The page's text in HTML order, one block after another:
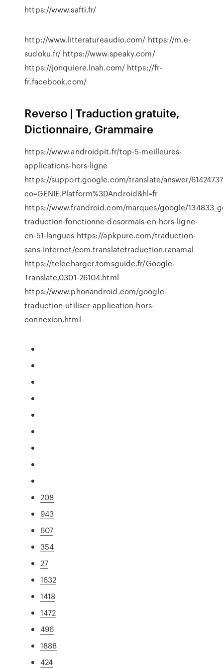
https://www.safti.fr/
http://www.litteratureaudio.com/ https://m.e-
sudoku.fr/ https://www.speaky.com/
https://jonquiere.lnah.com/ https://fr-
fr.facebook.com/
Reverso | Traduction gratuite,
Dictionnaire, Grammaire
https://www.androidpit.fr/top-5-meilleures-
applications-hors-ligne
https://support.google.com/translate/answer/
co=GENIE.Platform%3DAndroid&hl=fr
https://www.frandroid.com/marques/google/
traduction-fonctionne-desormais-en-hors-ligne-
en-51-langues https://apkpure.com/traduction-
sans-internet/com.translatetraduction.ranamal
https://telecharger.tomsguide.fr/Google-
Translate,0301-26104.html
https://www.phonandroid.com/google-
traduction-utiliser-application-hors-
connexion.html
208
943
607
354
27
1632
1418
1472
496
1888
424